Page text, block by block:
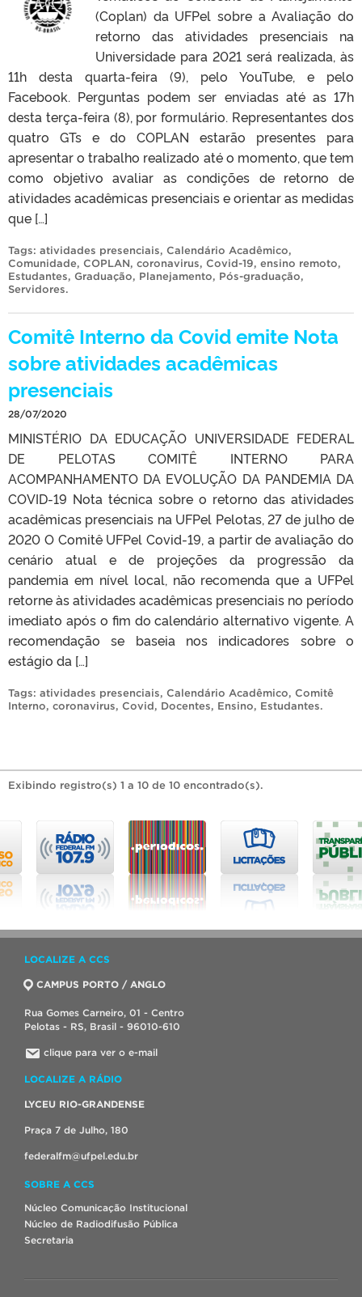
(Coplan) da UFPel sobre a Avaliação do
retorno das atividades presenciais na
Universidade para 2021 será realizada, às
11h desta quarta-feira (9), pelo YouTube, e pelo
Facebook. Perguntas podem ser enviadas até as 17h
desta terça-feira (8), por formulário. Representantes dos
quatro GTs e do COPLAN estarão presentes para
apresentar o trabalho realizado até o momento, que tem
como objetivo avaliar as condições de retorno de
atividades acadêmicas presenciais e orientar as medidas
que […]
Tags: atividades presenciais, Calendário Acadêmico,
Comunidade, COPLAN, coronavirus, Covid-19, ensino remoto,
Estudantes, Graduação, Planejamento, Pós-graduação,
Servidores.
Comitê Interno da Covid emite Nota
sobre atividades acadêmicas
presenciais
28/07/2020
MINISTÉRIO DA EDUCAÇÃO UNIVERSIDADE FEDERAL
DE PELOTAS COMITÊ INTERNO PARA
ACOMPANHAMENTO DA EVOLUÇÃO DA PANDEMIA DA
COVID-19 Nota técnica sobre o retorno das atividades
acadêmicas presenciais na UFPel Pelotas, 27 de julho de
2020 O Comitê UFPel Covid-19, a partir de avaliação do
cenário atual e de projeções da progressão da
pandemia em nível local, não recomenda que a UFPel
retorne às atividades acadêmicas presenciais no período
imediato após o fim do calendário alternativo vigente. A
recomendação se baseia nos indicadores sobre o
estágio da […]
Tags: atividades presenciais, Calendário Acadêmico, Comitê
Interno, coronavirus, Covid, Docentes, Ensino, Estudantes.
Exibindo registro(s) 1 a 10 de 10 encontrado(s).
LOCALIZE A CCS
CAMPUS PORTO / ANGLO
Rua Gomes Carneiro, 01 - Centro
Pelotas - RS, Brasil - 96010-610
clique para ver o e-mail
LOCALIZE A RÁDIO
LYCEU RIO-GRANDENSE
Praça 7 de Julho, 180
federalfm@ufpel.edu.br
SOBRE A CCS
Núcleo Comunicação Institucional
Núcleo de Radiodifusão Pública
Secretaria